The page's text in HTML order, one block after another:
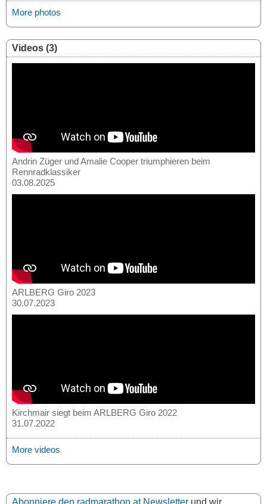
More photos
Videos (3)
Andrin Züger und Amalie Cooper triumphieren beim
Rennradklassiker
03.08.2025
ARLBERG Giro 2023
30.07.2023
Kirchmair siegt beim ARLBERG Giro 2022
31.07.2022
More videos